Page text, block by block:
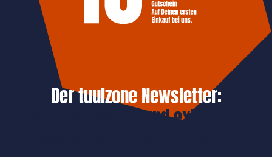
Der tuulzone Newsletter:
Jetzt anmelden und exklusive